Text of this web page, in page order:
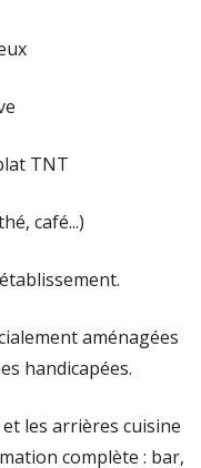
TNT
café...)
aménagées
handicapées.
les arrières cuisine
complète : bar,